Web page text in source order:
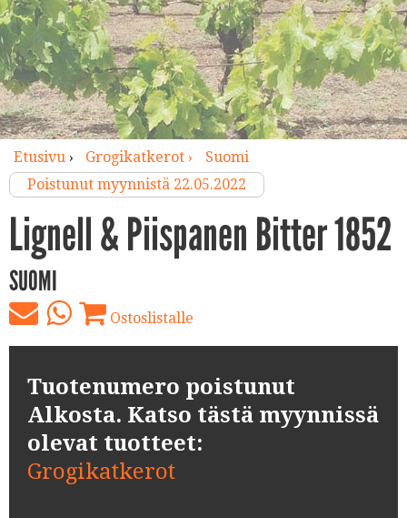
Etusivu› Grogikatkerot ›
Suomi
Poistunut myynnistä 22.05.2022
Lignell & Piispanen Bitter 1852
SUOMI
Ostoslistalle
Tuotenumero poistunut
Alkosta. Katso tästä myynnissä
olevat tuotteet:
Grogikatkerot